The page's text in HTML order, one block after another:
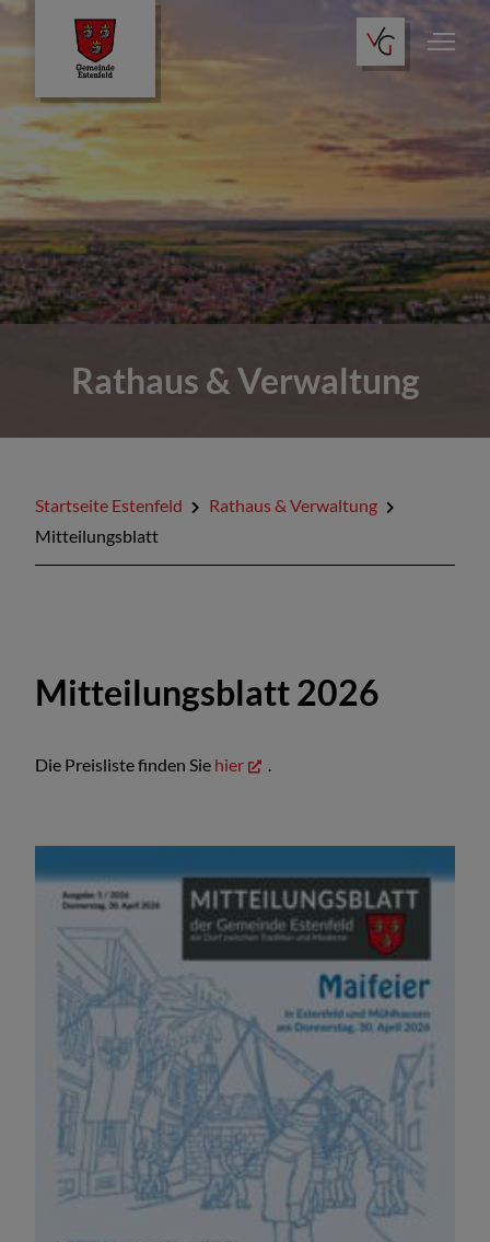
Aktuelles
Rathaus & Verwaltung
Rathaus & Verwaltung
Startseite Estenfeld
Rathaus & Verwaltung
Mitteilungsblatt
Mitteilungsblatt 2026
Die Preisliste finden Sie hier .